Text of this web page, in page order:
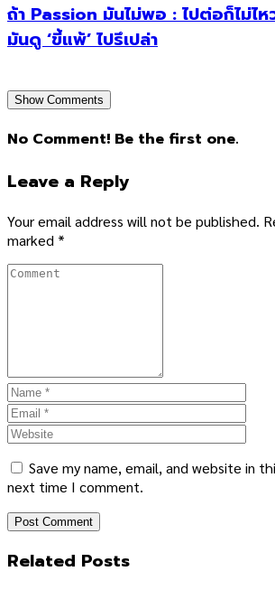
ถ้า Passion มันไม่พอ : ไปต่อก็ไม่ไ
มันดู ‘ขี้แพ้’ ไปรึเปล่า
Show Comments
No Comment! Be the first one.
Leave a Reply
Your email address will not be published.
marked *
Save my name, email, and website in
next time I comment.
Related Posts